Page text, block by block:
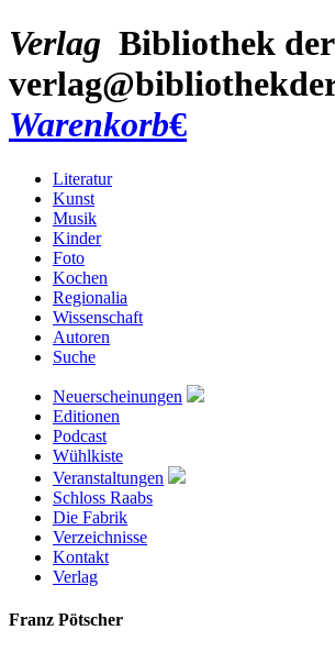
Verlag Bibliothek
Warenkorb€
Literatur
Kunst
Musik
Kinder
Foto
Kochen
Regionalia
Wissenschaft
Autoren
Suche
Neuerscheinungen
Editionen
Podcast
Wühlkiste
Veranstaltungen
Schloss Raabs
Die Fabrik
Verzeichnisse
Kontakt
Verlag
Franz Pötscher